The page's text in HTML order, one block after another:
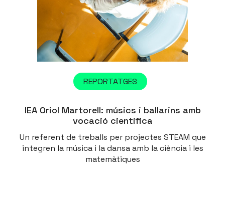
REPORTATGES
IEA Oriol Martorell: músics i ballarins amb
vocació científica
Un referent de treballs per projectes STEAM que
integren la música i la dansa amb la ciència i les
matemàtiques